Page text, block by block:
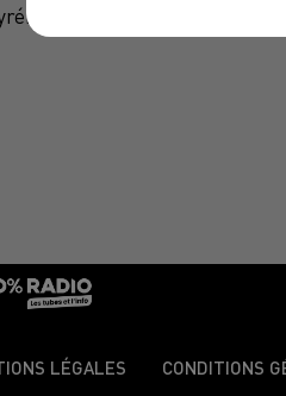
LÉGALES CONDITIONS